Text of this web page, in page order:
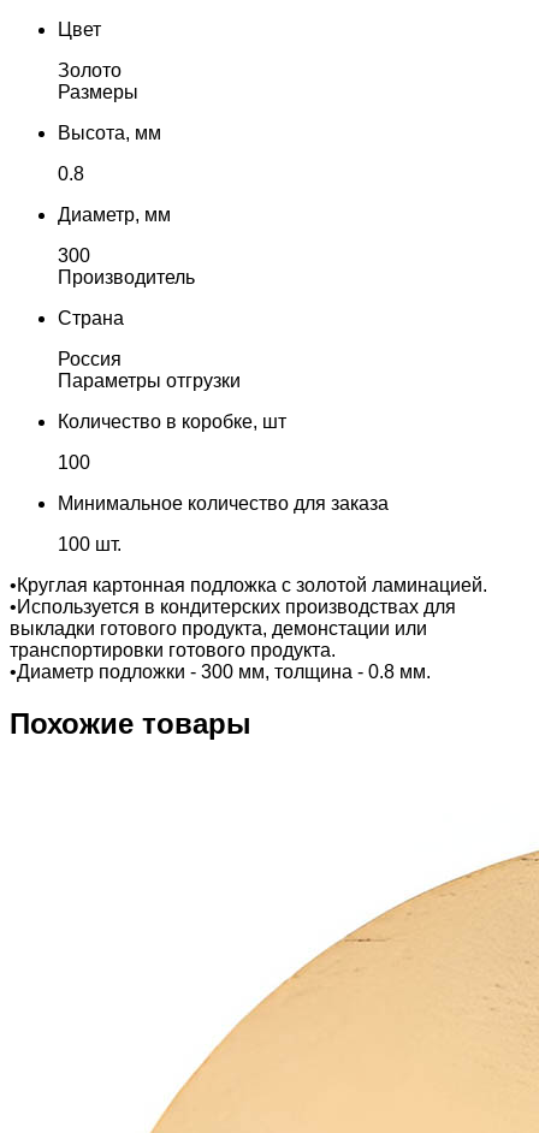
Цвет
Золото
Размеры
Высота, мм
0.8
Диаметр, мм
300
Производитель
Страна
Россия
Параметры отгрузки
Количество в коробке, шт
100
Минимальное количество для заказа
100 шт.
•Круглая картонная подложка с золотой ламинацией.
•Используется в кондитерских производствах для
выкладки готового продукта, демонстации или
транспортировки готового продукта.
•Диаметр подложки - 300 мм, толщина - 0.8 мм.
Похожие товары